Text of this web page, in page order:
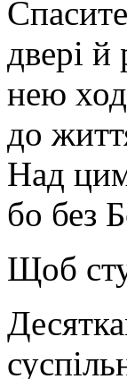
двері й
нею
до
Над
бо без
Щоб